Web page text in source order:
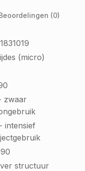
(0)
(micro)
zwaar
intensief
structuur